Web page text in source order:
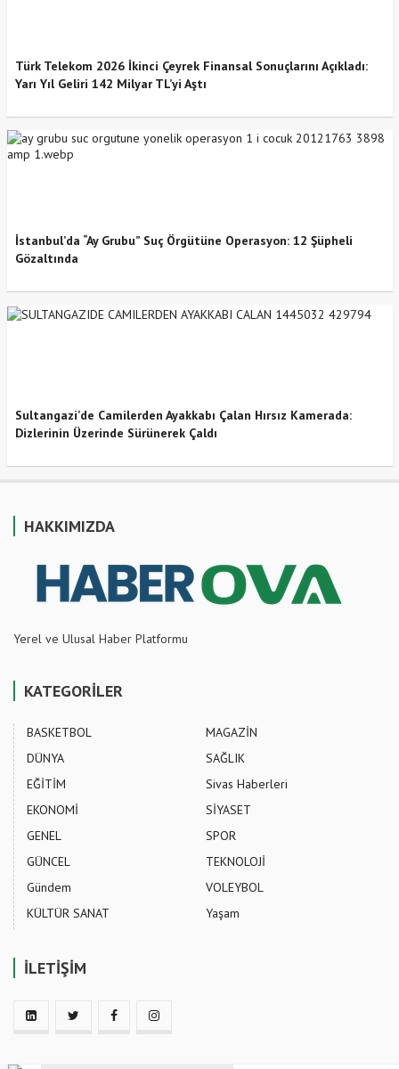
Türk Telekom 2026 İkinci Çeyrek Finansal Sonuçlarını Açıkladı:
Yarı Yıl Geliri 142 Milyar TL’yi Aştı
İstanbul’da “Ay Grubu” Suç Örgütüne Operasyon: 12 Şüpheli
Gözaltında
Sultangazi’de Camilerden Ayakkabı Çalan Hırsız Kamerada:
Dizlerinin Üzerinde Sürünerek Çaldı
HAKKIMIZDA
Yerel ve Ulusal Haber Platformu
KATEGORİLER
BASKETBOL
DÜNYA
EĞİTİM
EKONOMİ
GENEL
GÜNCEL
Gündem
KÜLTÜR SANAT
MAGAZİN
SAĞLIK
Sivas Haberleri
SİYASET
SPOR
TEKNOLOJİ
VOLEYBOL
Yaşam
İLETİŞİM